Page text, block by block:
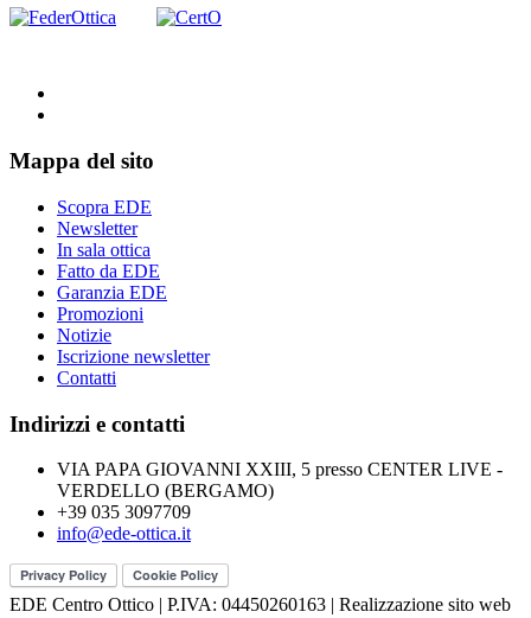
Mappa del sito
Scopra EDE
Newsletter
In sala ottica
Fatto da EDE
Garanzia EDE
Promozioni
Notizie
Iscrizione newsletter
Contatti
Indirizzi e contatti
VIA PAPA GIOVANNI XXIII, 5 presso CENTER LIVE -
VERDELLO (BERGAMO)
+39 035 3097709
info@ede-ottica.it
EDE Centro Ottico | P.IVA: 04450260163 | Realizzazione sito web